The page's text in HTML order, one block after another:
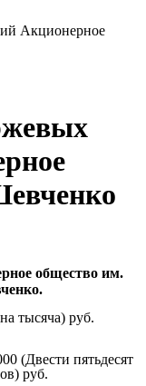
Акционерное
общество им.
тысяча) руб.
(Двести пятьдесят
руб.